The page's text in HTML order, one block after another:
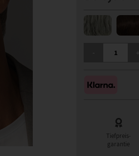
Tiefpreis-
garantie